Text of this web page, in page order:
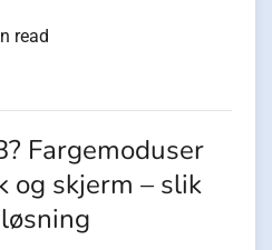
read
Fargemoduser
og skjerm – slik